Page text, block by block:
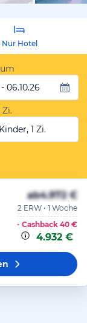
Nur Hotel
06.10.26
Zi.
1 Zi.
ab4.972 €
2 ERW • 1 Woche
- Cashback 40 €
4.932 €